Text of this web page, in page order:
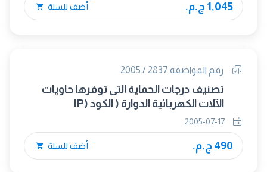
1,045 ج.م. أضف للسلة
رقم المواصفة 2837 / 2005
تصنيف درجات الحماية التى توفرها حاويات
الآلات الكهربائية الدوارة ( الكود (IP
490 ج.م. أضف للسلة